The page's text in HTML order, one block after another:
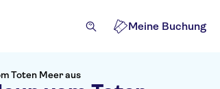
Meine Buchung
Toten Meer aus